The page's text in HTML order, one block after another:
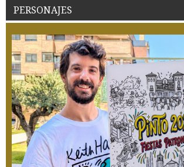
PERSONAJES